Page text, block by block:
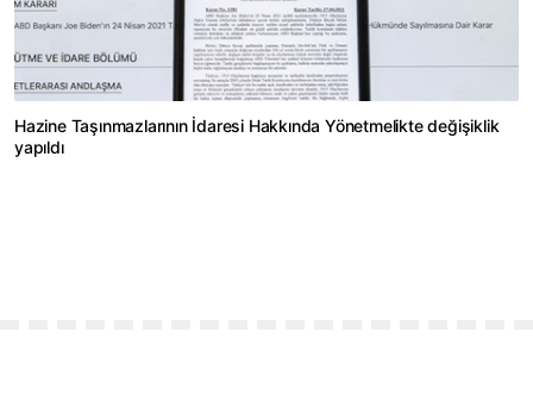
Hazine Taşınmazlarının İdaresi Hakkında Yönetmelikte değişiklik
yapıldı